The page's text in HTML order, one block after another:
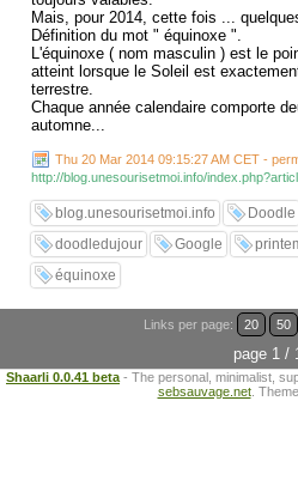
Mais, pour 2014, cette fois ...
Définition du mot " équinoxe ".
L'équinoxe ( nom masculin ) est le
atteint lorsque le Soleil est
terrestre.
Chaque année calendaire comporte
automne...
Thu 20 Mar 2014 09:15:27 AM CET -
http://blog.unesourisetmoi.info/
blog.unesourisetmoi.info Doodle
doodledujour
Google
équinoxe
Links per page: 20 50
page 1 /
Shaarli 0.0.41 beta - The personal, minimalist,
sebsauvage.net.